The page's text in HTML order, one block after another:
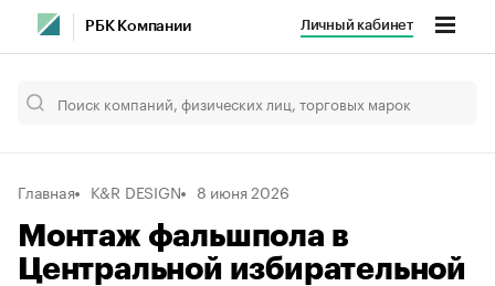
РБК Компании Личный кабинет
Главная K&R DESIGN 8 июня 2026
Монтаж фальшпола в
Центральной избирательной